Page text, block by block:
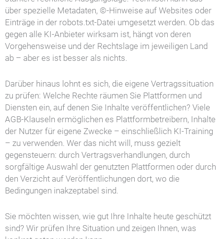
über spezielle Metadaten, ©-Hinweise auf Websites oder
Einträge in der robots.txt-Datei umgesetzt werden. Ob das
gegen alle KI-Anbieter wirksam ist, hängt von deren
Vorgehensweise und der Rechtslage im jeweiligen Land
ab – aber es ist besser als nichts.
Darüber hinaus lohnt es sich, die eigene Vertragssituation
zu prüfen: Welche Rechte räumen Sie Plattformen und
Diensten ein, auf denen Sie Inhalte veröffentlichen? Viele
AGB-Klauseln ermöglichen es Plattformbetreibern, Inhalte
der Nutzer für eigene Zwecke – einschließlich KI-Training
– zu verwenden. Wer das nicht will, muss gezielt
gegensteuern: durch Vertragsverhandlungen, durch
sorgfältige Auswahl der genutzten Plattformen oder durch
den Verzicht auf Veröffentlichungen dort, wo die
Bedingungen inakzeptabel sind.
Sie möchten wissen, wie gut Ihre Inhalte heute geschützt
sind? Wir prüfen Ihre Situation und zeigen Ihnen, was